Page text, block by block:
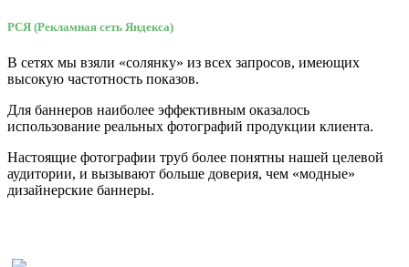
РСЯ (Рекламная сеть Яндекса)
В сетях мы взяли «солянку» из всех запросов, имеющих
высокую частотность показов.
Для баннеров наиболее эффективным оказалось
использование реальных фотографий продукции клиента.
Настоящие фотографии труб более понятны нашей целевой
аудитории, и вызывают больше доверия, чем «модные»
дизайнерские баннеры.